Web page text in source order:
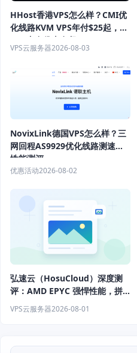
HHost香港VPS怎么样？CMI优
化线路KVM VPS年付$25起，
4GB内存优惠套餐
VPS云服务器2026-08-03
NovixLink德国VPS怎么样？三
网回程AS9929优化线路测速与
性能测评
优惠活动2026-08-02
弘速云（HosuCloud）深度测
评：AMD EPYC 强悍性能，拼
团价真香！
VPS云服务器2026-08-01